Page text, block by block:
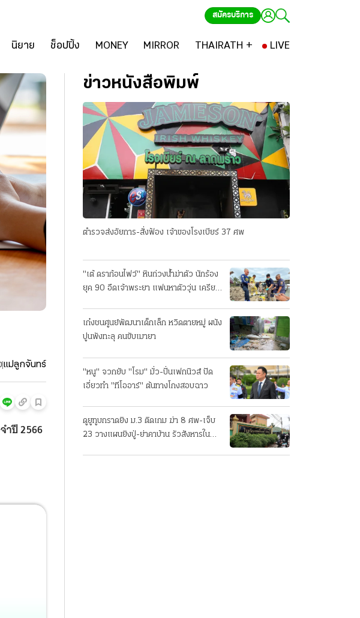
สมัครบริการ
นิยาย ช็อปปิ้ง MONEY MIRROR THAIRATH + LIVE
แม่ลูกจันทร์
ำปี 2566
ข่าวหนังสือพิมพ์
ตำรวจส่งอัยการ-สั่งฟ้อง เจ้าของโรงเบียร์ 37 ศพ
"เต้ ดราก้อนไฟว์" หินถ่วงน้ำฆ่าตัว นักร้อง
ยุค 90 อืดเจ้าพระยา แฟนหาตัววุ่น เครียด
เก๋งชนศูนย์พัฒนาเด็กเล็ก หวิดตายหมู่ ผนัง
ปูนพังทะลุ คนขับเมายา
"หนู" จวกยับ "โรม" มั่ว-ปั่นเฟกนิวส์ ปัด
เอี่ยวทํา "ทีโออาร์" ต้นทางโกงสอบฉาว
ดูยูทูบกราดยิง ม.3 ติดเกม ฆ่า 8 ศพ-เจ็บ
23 วางแผนยิงปู่-ย่าคาบ้าน รัวสังหารใน